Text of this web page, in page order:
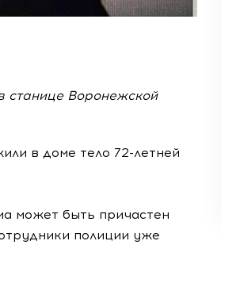
станице Воронежской
в доме тело 72-летней
может быть причастен
полиции уже